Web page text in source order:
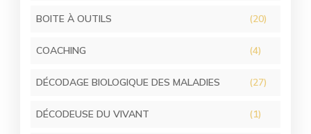
BOITE À OUTILS (20)
COACHING (4)
DÉCODAGE BIOLOGIQUE DES MALADIES (27)
DÉCODEUSE DU VIVANT (1)